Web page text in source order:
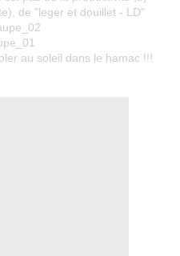
de "leger et douillet - LD"
au soleil dans le hamac !!!